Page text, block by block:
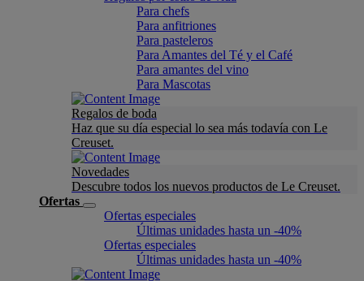
Para chefs
Para anfitriones
Para pasteleros
Para Amantes del Té y el Café
Para amantes del vino
Para Mascotas
Regalos de boda
Haz que su día especial lo sea más todavía con Le
Creuset.
Novedades
Descubre todos los nuevos productos de Le Creuset.
Ofertas
Ofertas especiales
Últimas unidades hasta un -40%
Ofertas especiales
Últimas unidades hasta un -40%